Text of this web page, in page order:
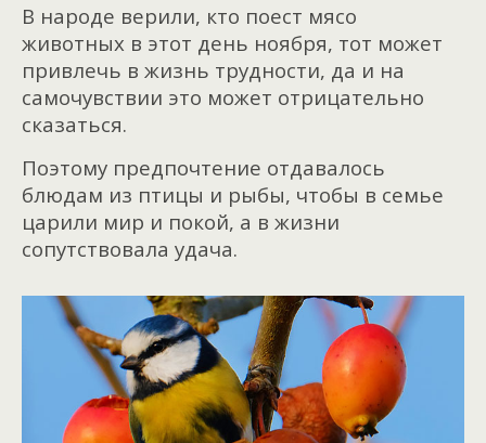
В народе верили, кто поест мясо
животных в этот день ноября, тот может
привлечь в жизнь трудности, да и на
самочувствии это может отрицательно
сказаться.
Поэтому предпочтение отдавалось
блюдам из птицы и рыбы, чтобы в семье
царили мир и покой, а в жизни
сопутствовала удача.